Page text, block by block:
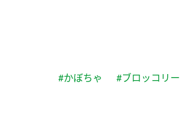
#かぼちゃ #ブロッコリー